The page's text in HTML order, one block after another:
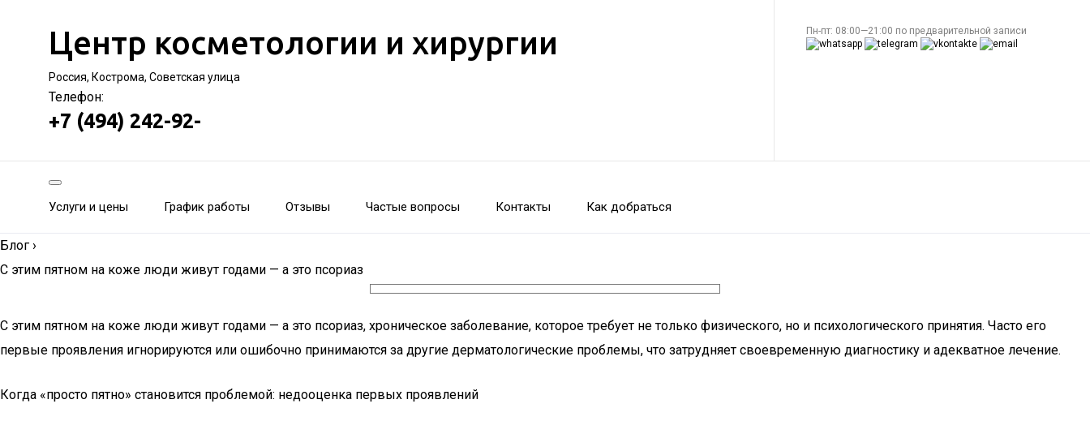
Центр косметологии и хирургии
Россия, Кострома, Советская улица
Телефон:
+7 (494) 242-92-
Пн-пт: 08:00—21:00 по предварительной записи
Услуги и цены График работы Отзывы Частые вопросы Контакты Как добраться
Блог ›
С этим пятном на коже люди живут годами — а это псориаз
С этим пятном на коже люди живут годами — а это псориаз, хроническое заболевание, которое требует не только физического, но и психологического принятия. Часто его
первые проявления игнорируются или ошибочно принимаются за другие дерматологические проблемы, что затрудняет своевременную диагностику и адекватное лечение.
Когда «просто пятно» становится проблемой: недооценка первых проявлений